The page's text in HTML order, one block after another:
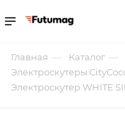
Главная — Каталог —
Электроскутеры
Электроскутер WHITE